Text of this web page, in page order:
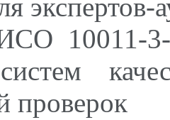
экспертов-
10011-3-
проверок